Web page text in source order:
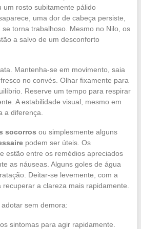
um rosto subitamente pálido
uma dor de cabeça persiste,
torna trabalhoso. Mesmo no Nilo, os
a salvo de um desconforto
Mantenha-se em movimento, saia
no convés. Olhar fixamente para
Reserve um tempo para respirar
A estabilidade visual, mesmo em
a diferença.
socorros ou simplesmente alguns
podem ser úteis. Os
estão entre os remédios apreciados
as náuseas. Alguns goles de água
Deitar-se levemente, com a
a clareza mais rapidamente.
sem demora:
sintomas para agir rapidamente.